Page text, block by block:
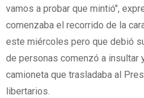
vamos a probar que mintió",
comenzaba el recorrido de la
este miércoles pero que debió
de personas comenzó a insultar
camioneta que trasladaba al
libertarios.